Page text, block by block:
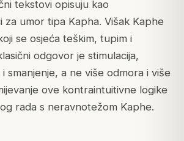
tekstovi opisuju kao
za umor tipa Kapha. Višak Kaphe
se osjeća teškim, tupim i
odgovor je stimulacija,
smanjenje, a ne više odmora i više
ove kontraintuitivne logike
rada s neravnotežom Kaphe.